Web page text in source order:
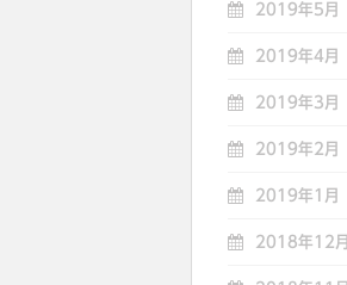
2019年5月
2019年4月
2019年3月
2019年2月
2019年1月
2018年12月